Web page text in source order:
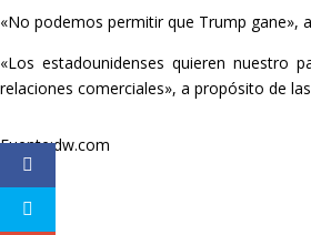
«No podemos permitir que Trump gane»,
«Los estadounidenses quieren nuestro
relaciones comerciales», a propósito de
Fuente:dw.com